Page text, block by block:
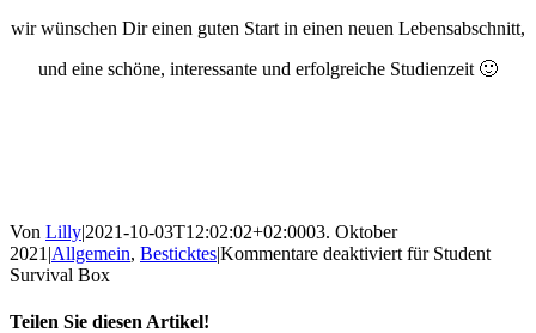
wir wünschen Dir einen guten Start in einen neuen Lebensabschnitt,
und eine schöne, interessante und erfolgreiche Studienzeit 🙂
Von Lilly|2021-10-03T12:02:02+02:0003. Oktober
2021 |Allgemein, Besticktes|Kommentare deaktiviert für Student
Survival Box
Teilen Sie diesen Artikel!